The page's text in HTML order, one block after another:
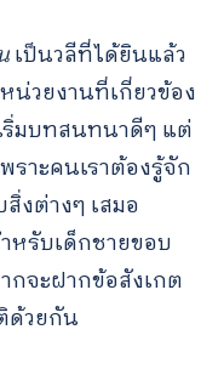
เป็นวลีที่ได้ยินแล้ว
น่วยงานที่เกี่ยวข้อง
ริ่มบทสนทนาดีๆ แต่
ราะคนเราต้องรู้จัก
สิ่งต่างๆ เสมอ
หรับเด็กชายขอบ
จะฝากข้อสังเกต
ด้วยกัน